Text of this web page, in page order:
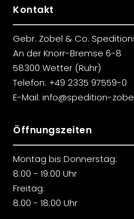
Kontakt
Gebr. Zobel & Co.
An der Knorr-Bremse 6-8
58300 Wetter (Ruhr)
Telefon: +49 2335 97559-0
E-Mail:info@spedition-
Öffnungszeiten
Montag bis Donnerstag:
8:00 - 19:00 Uhr
Freitag:
8:00 - 18:00 Uhr